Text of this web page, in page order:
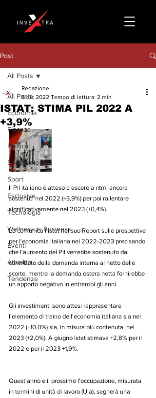
Post
All Posts
Economia
Finanza
Politica
Spettacolo
Sport
Esclusive
Tecnologia
Wellness is Business
Eventi
Attualità
Tendenze
All Posts
ISTAT: STIMA PIL 2022 A
+3,9%
Redazione
6 dic 2022 Tempo di lettura: 2 min
Il Pil italiano è atteso crescere a ritmi ancora
sostenuti nel 2022 (+3,9%) per poi rallentare
significativamente nel 2023 (+0,4%).
Lo comunica l'Istat nel suo Report sulle prospettive
per l'economia italiana nel 2022-2023 precisando
che l'aumento del Pil verrebbe sostenuto dal
contributo della domanda interna al netto delle
scorte, mentre la domanda estera netta fornirebbe
un apporto negativo in entrambi gli anni.
Gli investimenti sono attesi rappresentare
l'elemento di traino dell'economia italiana sia nel
2022 (+10,0%) sia, in misura più contenuta, nel
2023 (+2,0%). A giugno Istat stimava +2,8% per il
2022 e per il 2023 +1,9%.
Quest'anno e il prossimo l'occupazione, misurata
in termini di unità di lavoro (Ula), segnerà una